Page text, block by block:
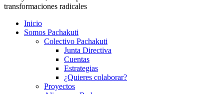
transformaciones radicales
Inicio
Somos Pachakuti
Colectivo Pachakuti
Junta Directiva
Cuentas
Estrategias
¿Quieres colaborar?
Proyectos